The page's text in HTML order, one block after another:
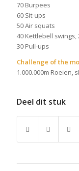
70 Burpees
60 Sit-ups
50 Air squats
40 Kettlebell swings,
30 Pull-ups
Challenge of the
1.000.000m Roeien,
Deel dit stuk